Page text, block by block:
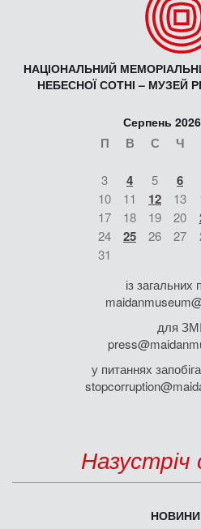
НАЦІОНАЛЬНИЙ
НЕБЕСНОЇ СОТНІ – МУЗЕЙ
Серпень 2026
П В С Ч
3 4 5 6
10
11 12 13
17
18 19 20
24
25 26 27
31
із загальних
для
у питаннях
Назустріч
НОВИНИ